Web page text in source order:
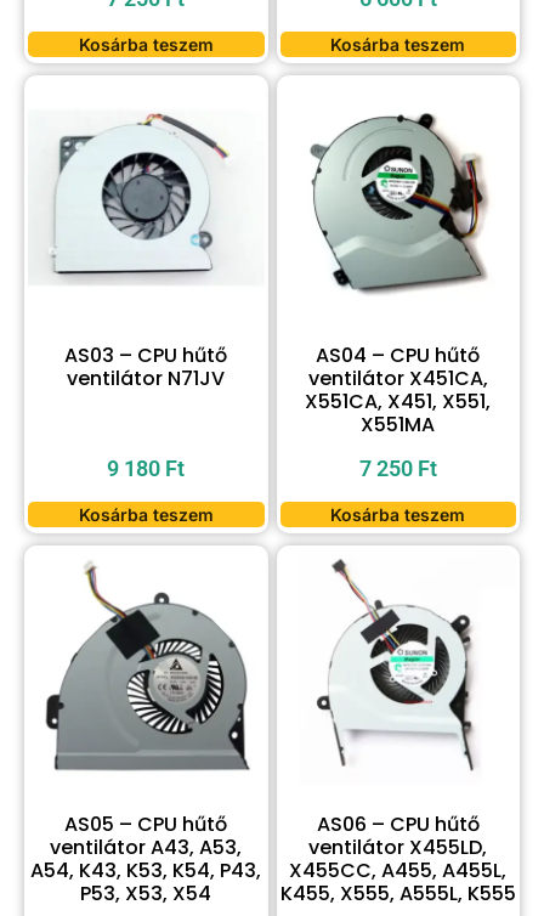
Kosárba teszem Kosárba teszem
AS03 – CPU hűtő
ventilátor N71JV
9 180 Ft
Kosárba teszem
AS04 – CPU hűtő
ventilátor X451CA,
X551CA, X451, X551,
X551MA
7 250 Ft
Kosárba teszem
AS05 – CPU hűtő
ventilátor A43, A53,
A54, K43, K53, K54, P43,
P53, X53, X54
AS06 – CPU hűtő
ventilátor X455LD,
X455CC, A455, A455L,
K455, X555, A555L, K555